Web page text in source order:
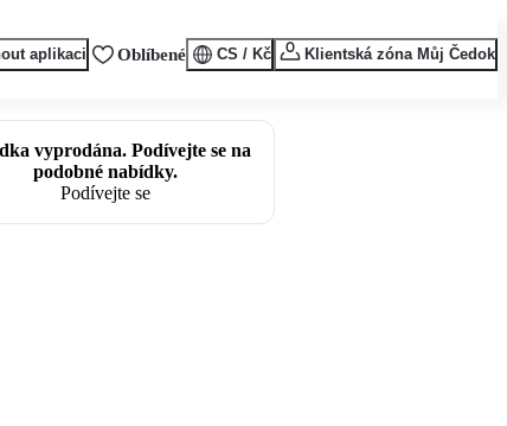
aplikaci Oblíbené CS / Kč Klientská zóna Můj Čedok
vyprodána. Podívejte se na
podobné nabídky.
Podívejte se